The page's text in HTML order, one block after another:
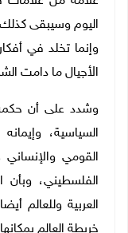
اليوم وسيبقى
وإنما تخلد في
الأجيال ما دامت
وشدد على أن حكمة
السياسية،
القومي
الفلسطيني، وبأن
العربية وللعالم
خريطة العالم